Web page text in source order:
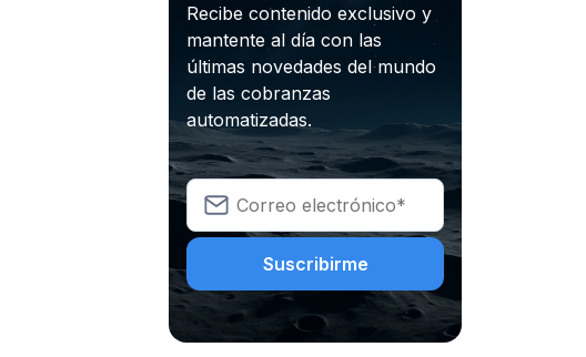
Recibe contenido exclusivo y
mantente al día con las
últimas novedades del mundo
de las cobranzas
automatizadas.